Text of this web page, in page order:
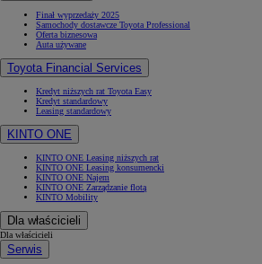
Finał wyprzedaży 2025
Samochody dostawcze Toyota Professional
Oferta biznesowa
Auta używane
Toyota Financial Services
Kredyt niższych rat Toyota Easy
Kredyt standardowy
Leasing standardowy
KINTO ONE
KINTO ONE Leasing niższych rat
KINTO ONE Leasing konsumencki
KINTO ONE Najem
KINTO ONE Zarządzanie flotą
KINTO Mobility
Dla właścicieli
Dla właścicieli
Serwis